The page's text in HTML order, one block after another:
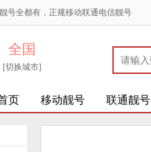
号全都有，正规移动联通电信靓号
全国
[切换城市]
页 移动靓号 联通靓号